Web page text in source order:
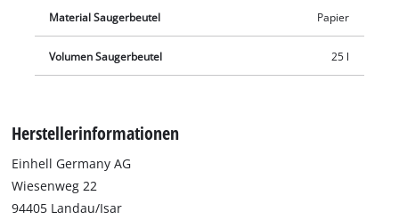
Material Saugerbeutel Papier
Volumen Saugerbeutel 25 l
Herstellerinformationen
Einhell Germany AG
Wiesenweg 22
94405 Landau/Isar